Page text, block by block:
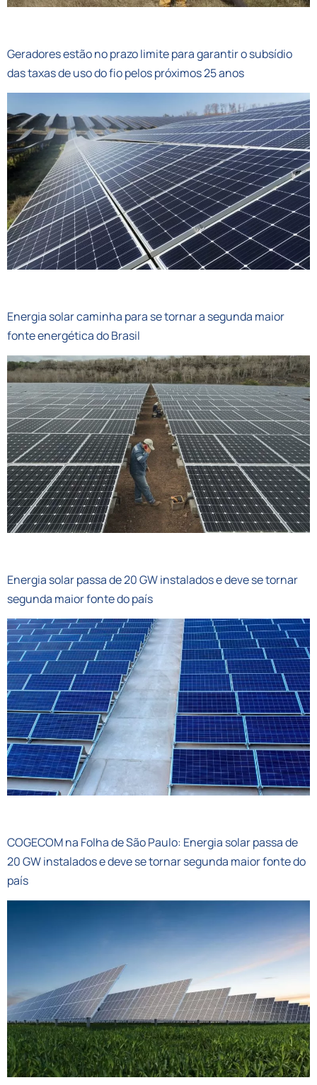
Geradores estão no prazo limite para garantir o subsídio
das taxas de uso do fio pelos próximos 25 anos
Energia solar caminha para se tornar a segunda maior
fonte energética do Brasil
Energia solar passa de 20 GW instalados e deve se tornar
segunda maior fonte do país
COGECOM na Folha de São Paulo: Energia solar passa de
20 GW instalados e deve se tornar segunda maior fonte do
país